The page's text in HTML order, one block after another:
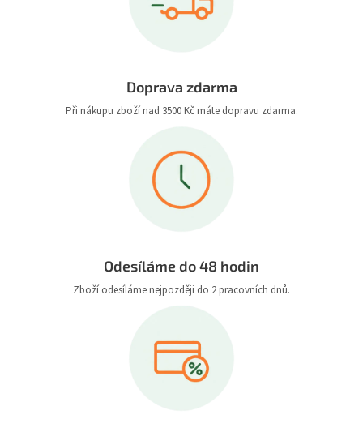
Doprava zdarma
Při nákupu zboží nad 3500 Kč máte dopravu zdarma.
Odesíláme do 48 hodin
Zboží odesíláme nejpozději do 2 pracovních dnů.